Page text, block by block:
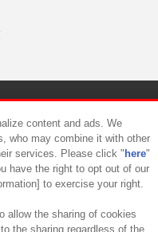
スタマーハラスメント対応方針
content and ads. We
who may combine it with other
services. Please click " here"
have the right to opt out of our
to exercise your right.
allow the sharing of cookies
the sharing regardless of the